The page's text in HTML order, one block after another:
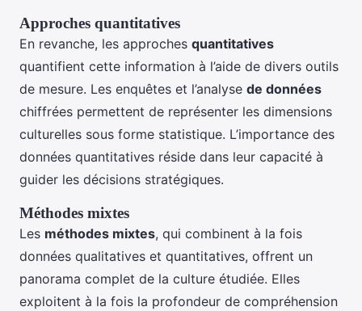
Approches quantitatives
En revanche, les approches quantitatives
quantifient cette information à l’aide de divers outils
de mesure. Les enquêtes et l’analyse de données
chiffrées permettent de représenter les dimensions
culturelles sous forme statistique. L’importance des
données quantitatives réside dans leur capacité à
guider les décisions stratégiques.
Méthodes mixtes
Les méthodes mixtes, qui combinent à la fois
données qualitatives et quantitatives, offrent un
panorama complet de la culture étudiée. Elles
exploitent à la fois la profondeur de compréhension